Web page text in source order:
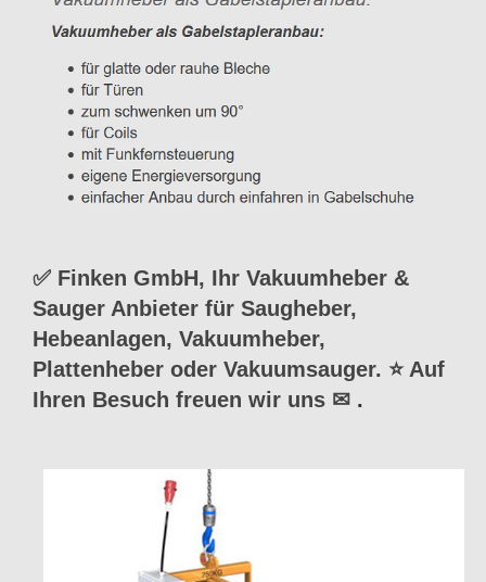
✅ Finken GmbH, Ihr Vakuumheber &
Sauger Anbieter für Saugheber,
Hebeanlagen, Vakuumheber,
Plattenheber oder Vakuumsauger. ⭐ Auf
Ihren Besuch freuen wir uns ✉ .